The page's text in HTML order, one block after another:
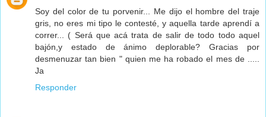
Soy del color de tu porvenir... Me dijo el hombre del traje
gris, no eres mi tipo le contesté, y aquella tarde aprendí a
correr... ( Será que acá trata de salir de todo todo aquel
bajón,y estado de ánimo deplorable? Gracias por
desmenuzar tan bien " quien me ha robado el mes de .....
Ja
Responder